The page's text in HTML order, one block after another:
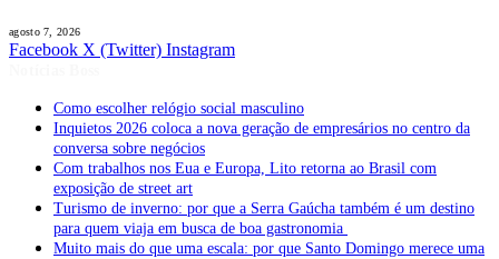
agosto 7, 2026
Facebook X (Twitter) Instagram
Como escolher relógio social masculino
Inquietos 2026 coloca a nova geração de empresários no centro da
conversa sobre negócios
Com trabalhos nos Eua e Europa, Lito retorna ao Brasil com
exposição de street art
Turismo de inverno: por que a Serra Gaúcha também é um destino
para quem viaja em busca de boa gastronomia
Muito mais do que uma escala: por que Santo Domingo merece uma